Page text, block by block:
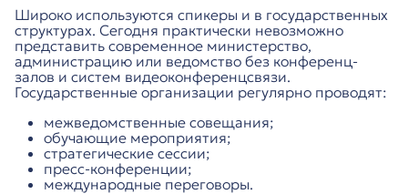
Широко используются спикеры и в государственных
структурах. Сегодня практически невозможно
представить современное министерство,
администрацию или ведомство без конференц-
залов и систем видеоконференцсвязи.
Государственные организации регулярно проводят:
межведомственные совещания;
обучающие мероприятия;
стратегические сессии;
пресс-конференции;
международные переговоры.